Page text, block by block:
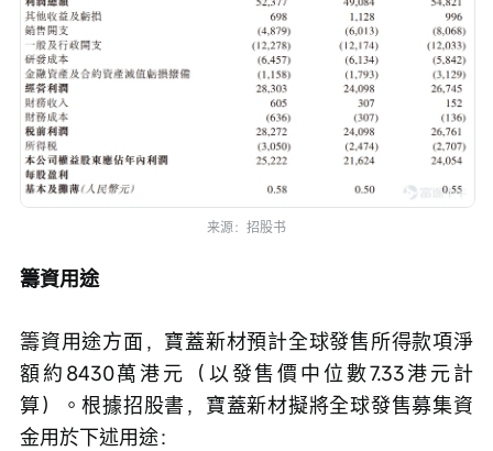
来源：招股书
籌資用途
籌資用途方面，寶蓋新材預計全球發售所得款項淨
額約8430萬港元（以發售價中位數7.33港元計
算）。根據招股書，寶蓋新材擬將全球發售募集資
金用於下述用途：